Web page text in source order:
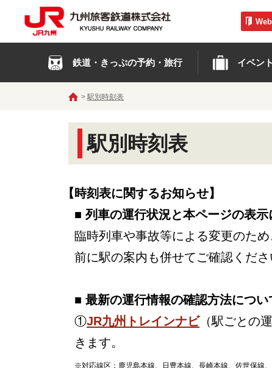
鉄道・きっぷの予約・旅行 イベン
駅別時刻表
駅別時刻表
【時刻表に関するお知らせ】
■ 列車の運行状況と本ページの表示
臨時列車や事故等による変更のた
前に駅の案内も併せてご確認くださ
■ 最新の運行情報の確認方法につい
①JR九州トレインナビ（駅ごとの
きます。
※対応線区：鹿児島本線、日豊本線、長崎本線、佐世保線